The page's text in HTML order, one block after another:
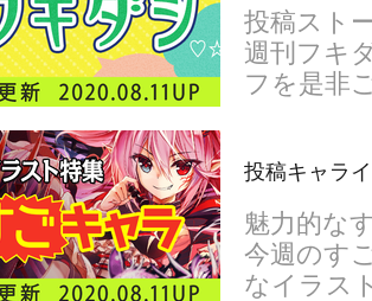
投稿スト
週刊フキ
フを是非
投稿キャラ
魅力的な
今週のす
なイラス